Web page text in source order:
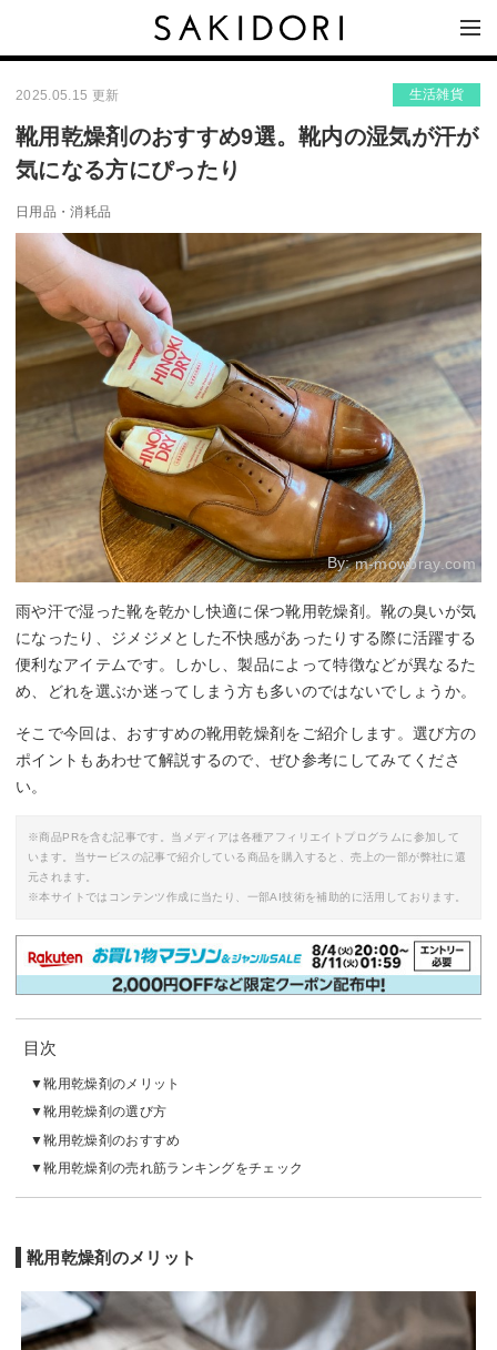
2025.05.15 更新 生活雑貨
靴用乾燥剤のおすすめ9選。靴内の湿気が汗が
気になる方にぴったり
日用品・消耗品
By:m-mowbray.com
雨や汗で湿った靴を乾かし快適に保つ靴用乾燥剤。靴の臭いが気
になったり、ジメジメとした不快感があったりする際に活躍する
便利なアイテムです。しかし、製品によって特徴などが異なるた
め、どれを選ぶか迷ってしまう方も多いのではないでしょうか。
そこで今回は、おすすめの靴用乾燥剤をご紹介します。選び方の
ポイントもあわせて解説するので、ぜひ参考にしてみてくださ
い。
※商品PRを含む記事です。当メディアは各種アフィリエイトプログラムに参加して
います。当サービスの記事で紹介している商品を購入すると、売上の一部が弊社に還
元されます。
※本サイトではコンテンツ作成に当たり、一部AI技術を補助的に活用しております。
目次
靴用乾燥剤のメリット
靴用乾燥剤の選び方
靴用乾燥剤のおすすめ
靴用乾燥剤の売れ筋ランキングをチェック
靴用乾燥剤のメリット